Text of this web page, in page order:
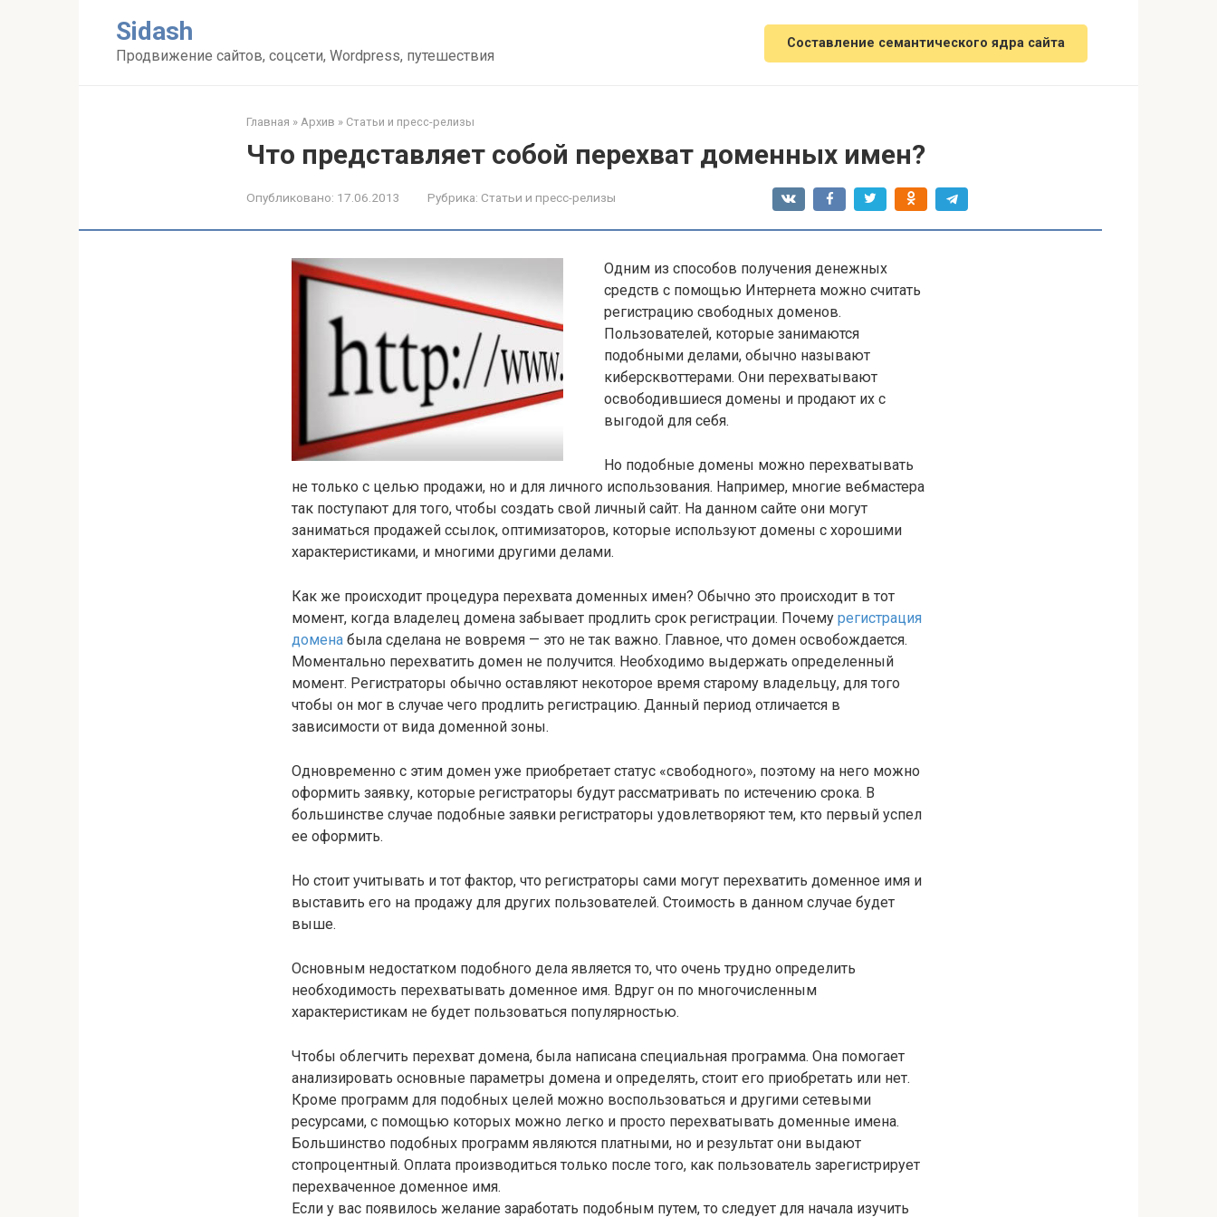
Sidash
Продвижение сайтов, соцсети, Wordpress, путешествия
Составление семантического ядра сайта
Главная » Архив » Статьи и пресс-релизы
Что представляет собой перехват доменных имен?
Опубликовано: 17.06.2013 Рубрика: Статьи и пресс-релизы
Одним из способов получения денежных
средств с помощью Интернета можно считать
регистрацию свободных доменов.
Пользователей, которые занимаются
подобными делами, обычно называют
киберсквоттерами. Они перехватывают
освободившиеся домены и продают их с
выгодой для себя.
Но подобные домены можно перехватывать
не только с целью продажи, но и для личного использования. Например, многие вебмастера
так поступают для того, чтобы создать свой личный сайт. На данном сайте они могут
заниматься продажей ссылок, оптимизаторов, которые используют домены с хорошими
характеристиками, и многими другими делами.
Как же происходит процедура перехвата доменных имен? Обычно это происходит в тот
момент, когда владелец домена забывает продлить срок регистрации. Почему регистрация
домена была сделана не вовремя — это не так важно. Главное, что домен освобождается.
Моментально перехватить домен не получится. Необходимо выдержать определенный
момент. Регистраторы обычно оставляют некоторое время старому владельцу, для того
чтобы он мог в случае чего продлить регистрацию. Данный период отличается в
зависимости от вида доменной зоны.
Одновременно с этим домен уже приобретает статус «свободного», поэтому на него можно
оформить заявку, которые регистраторы будут рассматривать по истечению срока. В
большинстве случае подобные заявки регистраторы удовлетворяют тем, кто первый успел
ее оформить.
Но стоит учитывать и тот фактор, что регистраторы сами могут перехватить доменное имя и
выставить его на продажу для других пользователей. Стоимость в данном случае будет
выше.
Основным недостатком подобного дела является то, что очень трудно определить
необходимость перехватывать доменное имя. Вдруг он по многочисленным
характеристикам не будет пользоваться популярностью.
Чтобы облегчить перехват домена, была написана специальная программа. Она помогает
анализировать основные параметры домена и определять, стоит его приобретать или нет.
Кроме программ для подобных целей можно воспользоваться и другими сетевыми
ресурсами, с помощью которых можно легко и просто перехватывать доменные имена.
Большинство подобных программ являются платными, но и результат они выдают
стопроцентный. Оплата производиться только после того, как пользователь зарегистрирует
перехваченное доменное имя.
Если у вас появилось желание заработать подобным путем, то следует для начала изучить